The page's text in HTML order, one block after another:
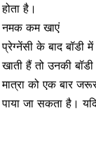
होता है।
नमक कम खाएं
प्रेग्नेंसी के बाद बॉडी में
खाती हैं तो उनकी
मात्रा को एक बार
पाया जा सकता है।